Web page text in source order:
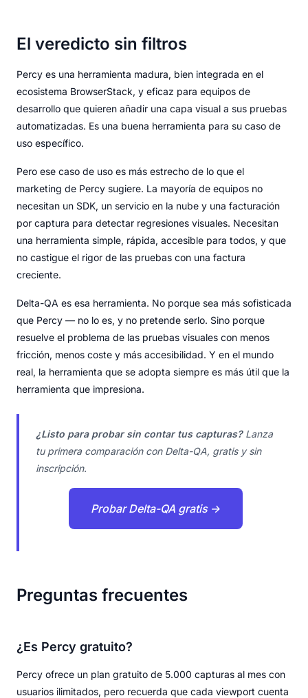
El veredicto sin filtros
Percy es una herramienta madura, bien integrada en el
ecosistema BrowserStack, y eficaz para equipos de
desarrollo que quieren añadir una capa visual a sus pruebas
automatizadas. Es una buena herramienta para su caso de
uso específico.
Pero ese caso de uso es más estrecho de lo que el
marketing de Percy sugiere. La mayoría de equipos no
necesitan un SDK, un servicio en la nube y una facturación
por captura para detectar regresiones visuales. Necesitan
una herramienta simple, rápida, accesible para todos, y que
no castigue el rigor de las pruebas con una factura
creciente.
Delta-QA es esa herramienta. No porque sea más sofisticada
que Percy — no lo es, y no pretende serlo. Sino porque
resuelve el problema de las pruebas visuales con menos
fricción, menos coste y más accesibilidad. Y en el mundo
real, la herramienta que se adopta siempre es más útil que la
herramienta que impresiona.
¿Listo para probar sin contar tus capturas?Lanza
tu primera comparación con Delta-QA, gratis y sin
inscripción.
Probar Delta-QA gratis →
Preguntas frecuentes
¿Es Percy gratuito?
Percy ofrece un plan gratuito de 5.000 capturas al mes con
usuarios ilimitados, pero recuerda que cada viewport cuenta